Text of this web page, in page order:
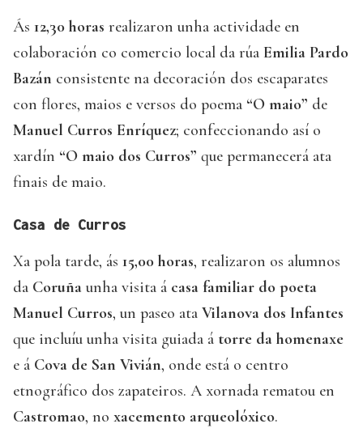
Ás 12,30 horas realizaron unha actividade en
colaboración co comercio local da rúa Emilia Pardo
Bazán consistente na decoración dos escaparates
con flores, maios e versos do poema “O maio” de
Manuel Curros Enríquez; confeccionando así o
xardín “O maio dos Curros” que permanecerá ata
finais de maio.
Casa de Curros
Xa pola tarde, ás 15,00 horas, realizaron os alumnos
da Coruña unha visita á casa familiar do poeta
Manuel Curros, un paseo ata Vilanova dos Infantes
que incluíu unha visita guiada á torre da homenaxe
e á Cova de San Vivián, onde está o centro
etnográfico dos zapateiros. A xornada rematou en
Castromao, no xacemento arqueolóxico.